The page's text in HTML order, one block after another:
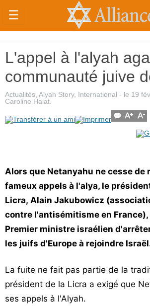
☰
Judaïsme
Magazine
Sorties
Culture
Tech
Insolites
Cuisine
Vos
chroniques
Les
bonnes
adresses
L'appel à l'alyah
communauté juive
Actualités Alyah Story, International - le 19
Caroline Haiat
Alors que Netanyahu ne cesse de
fameux appels à l'alya, le
Licra, Alain Jakubowicz
contre l'antisémitisme en France),
Premier ministre israélien
les juifs d'Europe à rejoindre
La fuite ne fait pas partie de la
président de la Licra a exigé que
ses appels à l'Alyah.